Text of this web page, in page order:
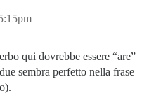
qui dovrebbe essere “are”
sembra perfetto nella frase